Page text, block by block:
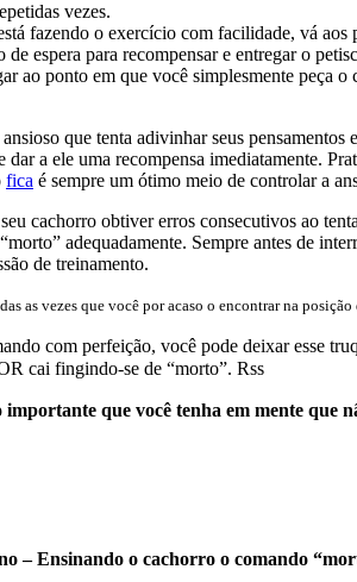
vezes.
fazendo o exercício com facilidade, vá
espera para recompensar e entregar o
ao ponto em que você simplesmente peça
que tenta adivinhar seus
dar a ele uma recompensa imediatamente.
fica é sempre um ótimo meio de controlar a
cachorro obtiver erros consecutivos ao
adequadamente. Sempre antes de
de treinamento.
as vezes que você por acaso o encontrar na
com perfeição, você pode deixar esse
cai fingindo-se de “morto”. Rss
que você tenha em mente
– Ensinando o cachorro o comando